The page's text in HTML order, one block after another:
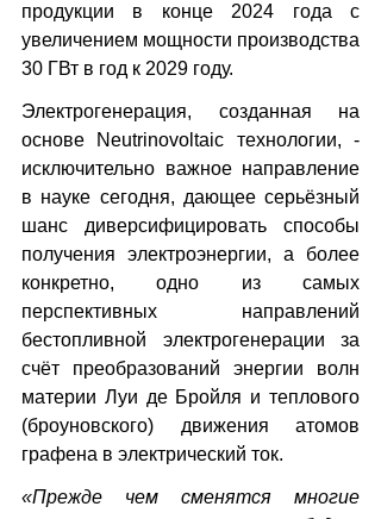
продукции в конце 2024 года с
увеличением мощности производства
30 ГВт в год к 2029 году.
Электрогенерация, созданная на
основе Neutrinovoltaic технологии, -
исключительно важное направление
в науке сегодня, дающее серьёзный
шанс диверсифицировать способы
получения электроэнергии, а более
конкретно, одно из самых
перспективных направлений
бестопливной электрогенерации за
счёт преобразований энергии волн
материи Луи де Бройля и теплового
(броуновского) движения атомов
графена в электрический ток.
«Прежде чем сменятся многие